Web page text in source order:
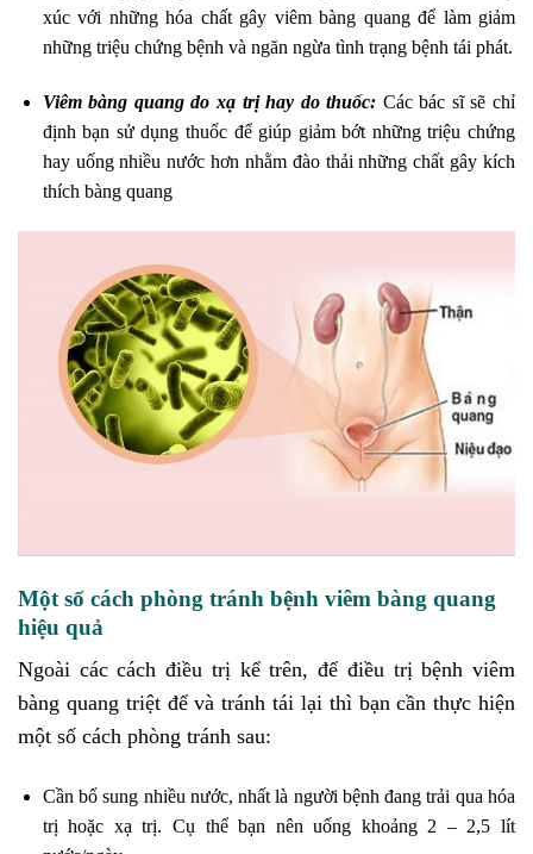
xúc với những hóa chất gây viêm bàng quang để làm giảm
những triệu chứng bệnh và ngăn ngừa tình trạng bệnh tái phát.
Viêm bàng quang do xạ trị hay do thuốc: Các bác sĩ sẽ chỉ
định bạn sử dụng thuốc để giúp giảm bớt những triệu chứng
hay uống nhiều nước hơn nhằm đào thải những chất gây kích
thích bàng quang
Một số cách phòng tránh bệnh viêm bàng quang
hiệu quả
Ngoài các cách điều trị kể trên, để điều trị bệnh viêm
bàng quang triệt để và tránh tái lại thì bạn cần thực hiện
một số cách phòng tránh sau:
Cần bổ sung nhiều nước, nhất là người bệnh đang trải qua hóa
trị hoặc xạ trị. Cụ thể bạn nên uống khoảng 2 – 2,5 lít